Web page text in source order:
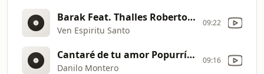
Barak Feat. Thalles Roberto | "Video Oficial" | Radical Live
Ven Espiritu Santo
09:22
Cantaré de tu amor Popurrí (Hay momentos/ Junto a tus pies/Con mis manos levantadas)
Danilo Montero
09:16